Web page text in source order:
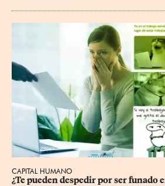
CAPITAL HUMANO
¿Te pueden despedir por ser funado